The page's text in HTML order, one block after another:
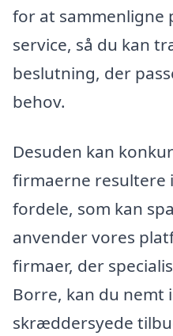
for at sammenligne
service, så du kan
beslutning, der
behov.
Desuden kan
firmaerne resultere
fordele, som kan
anvender vores
firmaer, der
Borre, kan du nemt
skræddersyede